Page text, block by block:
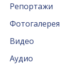
Репортажи
Фотогалерея
Видео
Аудио